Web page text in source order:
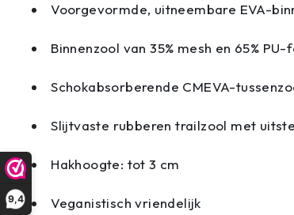
9,4
Voorgevormde, uitneembare EVA-
Binnenzool van 35% mesh en 65% PU-
Schokabsorberende CMEVA-
Slijtvaste rubberen trailzool met
Hakhoogte: tot 3 cm
Veganistisch vriendelijk